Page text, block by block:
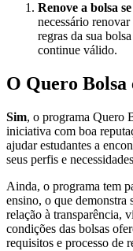
Renove a bolsa
necessário
regras da sua
continue válido.
O Quero Bolsa
Sim, o programa Quero
iniciativa com boa
ajudar estudantes a
seus perfis e
Ainda, o programa tem
ensino, o que
relação à transparência,
condições das bolsas
requisitos e processo de